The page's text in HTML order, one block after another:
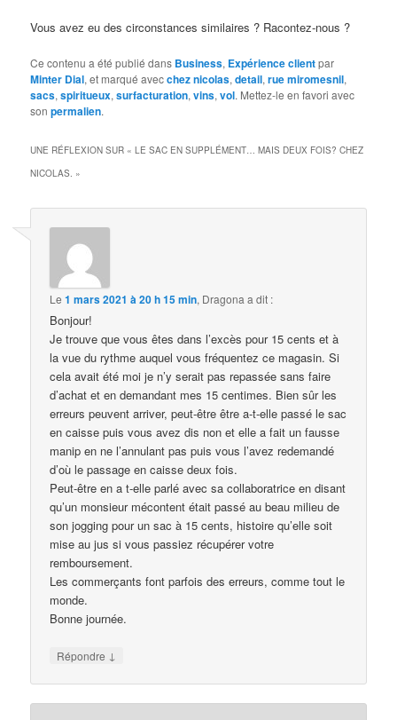
Vous avez eu des circonstances similaires ? Racontez-nous ?
Ce contenu a été publié dans Business, Expérience clientpar
Minter Dial, et marqué avecchez nicolas,detail,rue miromesnil,
sacs,spiritueux,surfacturation,vins,vol. Mettez-le en favori avec
sonpermalien.
UNE RÉFLEXION SUR «LE SAC EN SUPPLÉMENT… MAIS DEUX FOIS? CHEZ
NICOLAS. »
Le1 mars 2021 à 20 h 15 min, Dragona a dit :
Bonjour!
Je trouve que vous êtes dans l’excès pour 15 cents et à
la vue du rythme auquel vous fréquentez ce magasin. Si
cela avait été moi je n’y serait pas repassée sans faire
d’achat et en demandant mes 15 centimes. Bien sûr les
erreurs peuvent arriver, peut-être être a-t-elle passé le sac
en caisse puis vous avez dis non et elle a fait un fausse
manip en ne l’annulant pas puis vous l’avez redemandé
d’où le passage en caisse deux fois.
Peut-être en a t-elle parlé avec sa collaboratrice en disant
qu’un monsieur mécontent était passé au beau milieu de
son jogging pour un sac à 15 cents, histoire qu’elle soit
mise au jus si vous passiez récupérer votre
remboursement.
Les commerçants font parfois des erreurs, comme tout le
monde.
Bonne journée.
Répondre ↓